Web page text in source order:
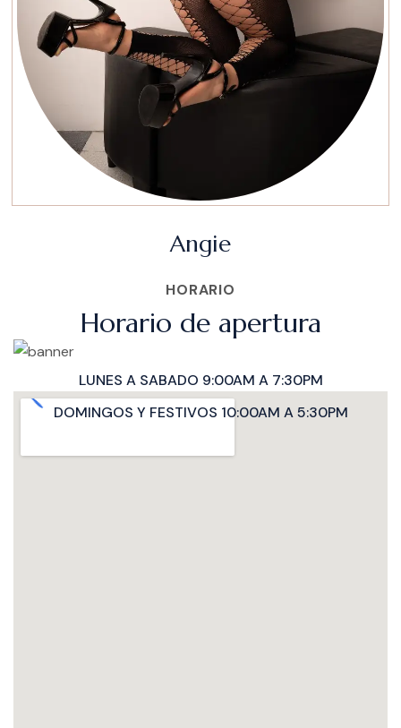
Angie
HORARIO
Horario de apertura
LUNES A SABADO 9:00AM A 7:30PM
DOMINGOS Y FESTIVOS 10:00AM A 5:30PM